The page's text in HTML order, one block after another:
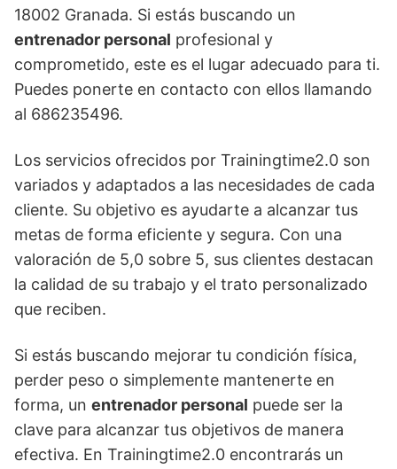
18002 Granada. Si estás buscando un
entrenador personal profesional y
comprometido, este es el lugar adecuado para ti.
Puedes ponerte en contacto con ellos llamando
al 686235496.
Los servicios ofrecidos por Trainingtime2.0 son
variados y adaptados a las necesidades de cada
cliente. Su objetivo es ayudarte a alcanzar tus
metas de forma eficiente y segura. Con una
valoración de 5,0 sobre 5, sus clientes destacan
la calidad de su trabajo y el trato personalizado
que reciben.
Si estás buscando mejorar tu condición física,
perder peso o simplemente mantenerte en
forma, un entrenador personal puede ser la
clave para alcanzar tus objetivos de manera
efectiva. En Trainingtime2.0 encontrarás un